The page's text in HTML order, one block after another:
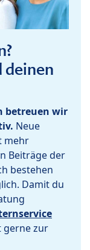
deinen
betreuen wir
Neue
mehr
Beiträge der
bestehen
Damit du
gerne zur